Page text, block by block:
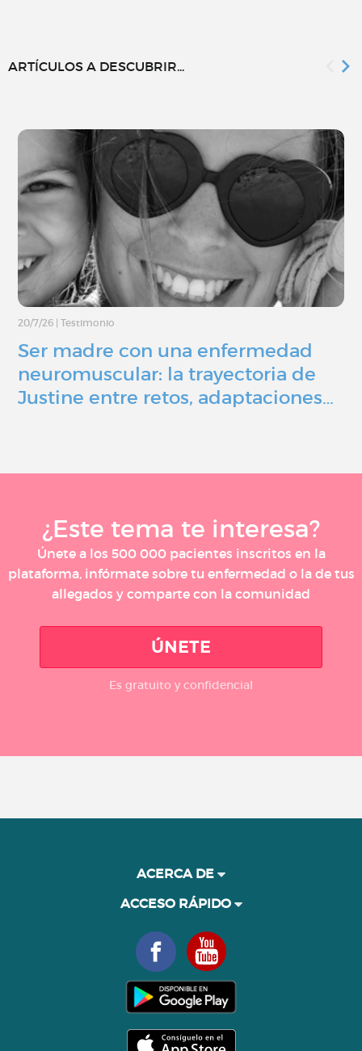
ARTÍCULOS A DESCUBRIR...
20/7/26 Testimonio
Ser madre con una enfermedad
neuromuscular: la trayectoria de
Justine entre retos, adaptaciones…
¿Este tema te interesa?
Únete a los 500 000 pacientes inscritos en la
plataforma, infórmate sobre tu enfermedad o la de tus
allegados y comparte con la comunidad
ÚNETE
Es gratuito y confidencial
ACERCA DE
ACCESO RÁPIDO